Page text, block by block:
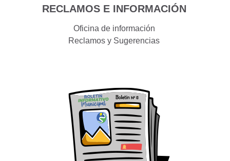
RECLAMOS E INFORMACIÓN
Oficina de información
Reclamos y Sugerencias